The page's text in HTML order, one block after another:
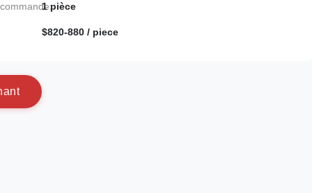
1 pièce
$820-880 / piece
ant